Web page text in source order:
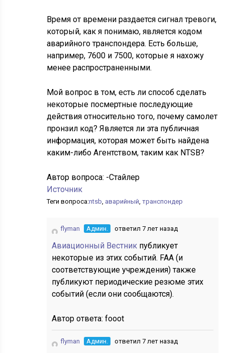
Время от времени раздается сигнал тревоги,
который, как я понимаю, является кодом
аварийного транспондера. Есть больше,
например, 7600 и 7500, которые я нахожу
менее распространенными.
Мой вопрос в том, есть ли способ сделать
некоторые посмертные последующие
действия относительно того, почему самолет
пронзил код? Является ли эта публичная
информация, которая может быть найдена
каким-либо Агентством, таким как NTSB?
Автор вопроса: -Стайлер
Источник
Теги вопроса:ntsb, аварийный,транспондер
flyman Админ. ответил 7 лет назад
Авиационный Вестник публикует
некоторые из этих событий. FAA (и
соответствующие учреждения) также
публикуют периодические резюме этих
событий (если они сообщаются).
Автор ответа:fooot
flyman Админ. ответил 7 лет назад